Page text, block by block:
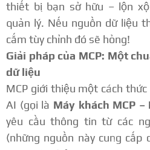
thiết bị bạn sở hữu – lộn
quản lý. Nếu nguồn dữ liệu
cắm tùy chỉnh đó sẽ hỏng!
Giải pháp của MCP: Một
dữ liệu
MCP giới thiệu một cách
AI (gọi là Máy khách MCP –
yêu cầu thông tin từ các
(những nguồn này cung cấp